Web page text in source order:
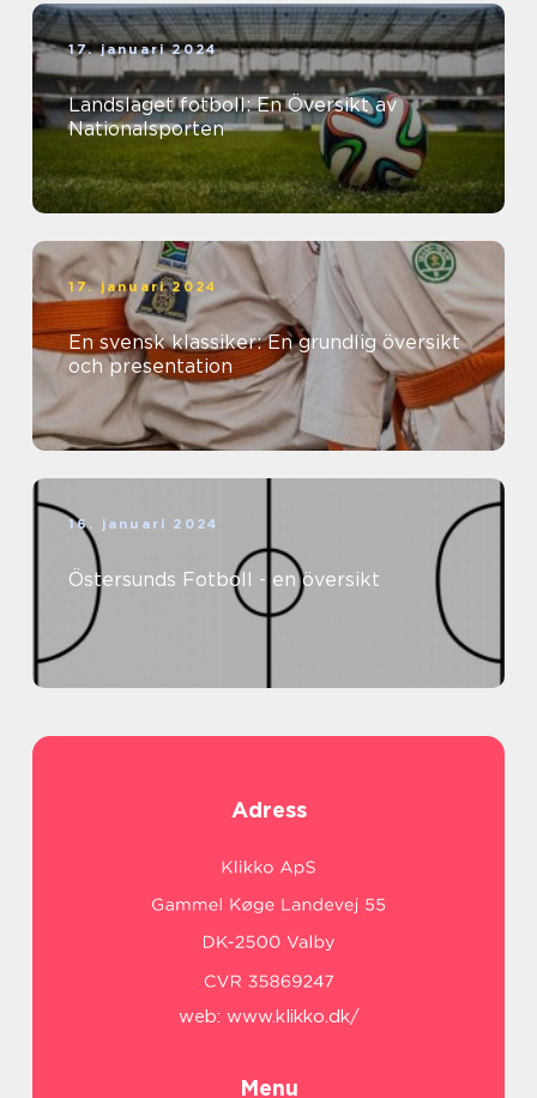
17. januari 2024
Landslaget fotboll: En Översikt av
Nationalsporten
17. januari 2024
En svensk klassiker: En grundlig översikt
och presentation
16. januari 2024
Östersunds Fotboll - en översikt
Adress
web: www.klikko.dk/
Menu